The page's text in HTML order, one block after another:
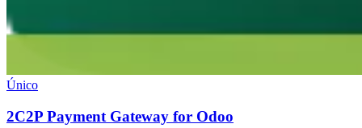
Único
2C2P Payment Gateway for Odoo